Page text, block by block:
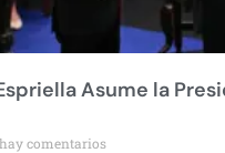
Asume la
comentarios